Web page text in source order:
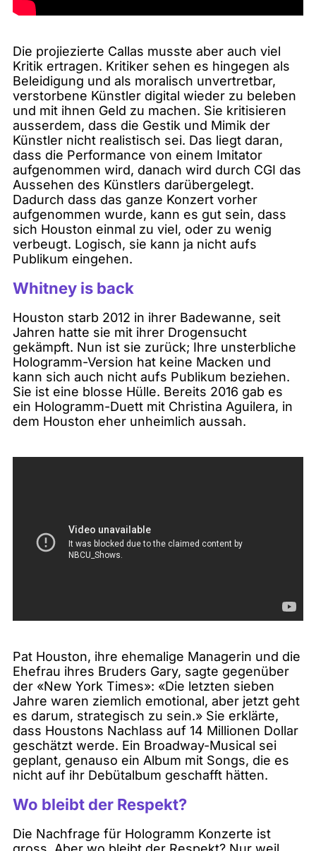
Die projiezierte Callas musste aber auch viel
Kritik ertragen. Kritiker sehen es hingegen als
Beleidigung und als moralisch unvertretbar,
verstorbene Künstler digital wieder zu beleben
und mit ihnen Geld zu machen. Sie kritisieren
ausserdem, dass die Gestik und Mimik der
Künstler nicht realistisch sei. Das liegt daran,
dass die Performance von einem Imitator
aufgenommen wird, danach wird durch CGI das
Aussehen des Künstlers darübergelegt.
Dadurch dass das ganze Konzert vorher
aufgenommen wurde, kann es gut sein, dass
sich Houston einmal zu viel, oder zu wenig
verbeugt. Logisch, sie kann ja nicht aufs
Publikum eingehen.
Whitney is back
Houston starb 2012 in ihrer Badewanne, seit
Jahren hatte sie mit ihrer Drogensucht
gekämpft. Nun ist sie zurück; Ihre unsterbliche
Hologramm-Version hat keine Macken und
kann sich auch nicht aufs Publikum beziehen.
Sie ist eine blosse Hülle. Bereits 2016 gab es
ein Hologramm-Duett mit Christina Aguilera, in
dem Houston eher unheimlich aussah.
Pat Houston, ihre ehemalige Managerin und die
Ehefrau ihres Bruders Gary, sagte gegenüber
der «New York Times»: «Die letzten sieben
Jahre waren ziemlich emotional, aber jetzt geht
es darum, strategisch zu sein.» Sie erklärte,
dass Houstons Nachlass auf 14 Millionen Dollar
geschätzt werde. Ein Broadway-Musical sei
geplant, genauso ein Album mit Songs, die es
nicht auf ihr Debütalbum geschafft hätten.
Wo bleibt der Respekt?
Die Nachfrage für Hologramm Konzerte ist